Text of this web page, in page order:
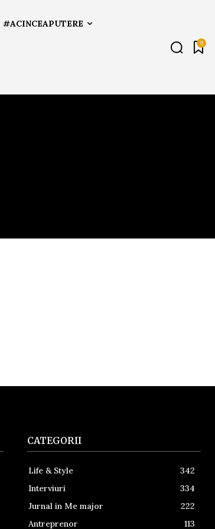
#ACINCEAPUTERE
0
CATEGORII
Life & Style
342
Interviuri
334
Jurnal in Me major
222
Antreprenor
113